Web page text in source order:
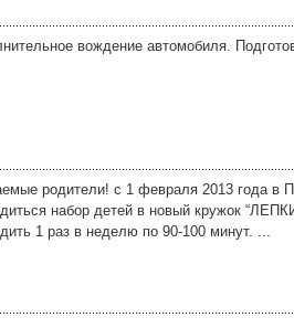
вождение автомобиля.
родители! с 1 февраля 2013 года в
набор детей в новый кружок
1 раз в неделю по 90-100 минут. ...